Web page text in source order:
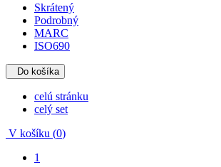
Skrátený
Podrobný
MARC
ISO690
Do košíka
celú stránku
celý set
V košíku (0)
1